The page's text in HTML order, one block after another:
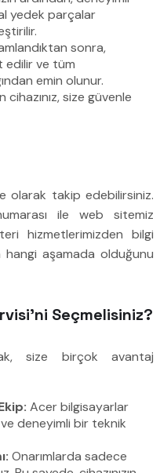
yedek parçalar
sonra,
edilir ve tüm
emin olunur.
cihazınız, size güvenle
olarak takip edebilirsiniz.
ile web sitemiz
hizmetlerimizden bilgi
hangi aşamada olduğunu
Seçmelisiniz?
size birçok avantaj
Acer bilgisayarlar
deneyimli bir teknik
Onarımlarda sadece